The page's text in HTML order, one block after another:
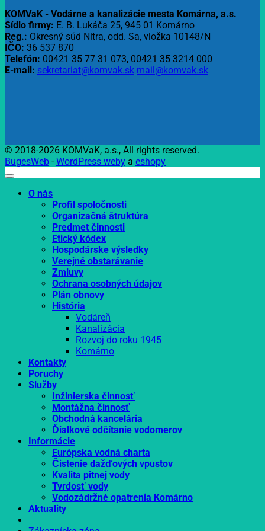
KOMVaK - Vodárne a kanalizácie mesta Komárna, a.s.
Sídlo firmy: E. B. Lukáča 25, 945 01 Komárno
Reg.: Okresný súd Nitra, odd. Sa, vložka 10148/N
IČO: 36 537 870
Telefón: 00421 35 77 31 073, 00421 35 3214 000
E-mail: sekretariat@komvak.sk mail@komvak.sk
© 2018-2026 KOMVaK, a.s., All rights reserved.
BugesWeb - WordPress weby a eshopy
O nás
Profil spoločnosti
Organizačná štruktúra
Predmet činnosti
Etický kódex
Hospodárske výsledky
Verejné obstarávanie
Zmluvy
Ochrana osobných údajov
Plán obnovy
História
Vodáreň
Kanalizácia
Rozvoj do roku 1945
Komárno
Kontakty
Poruchy
Služby
Inžinierska činnosť
Montážna činnosť
Obchodná kancelária
Ďialkové odčítanie vodomerov
Informácie
Európska vodná charta
Čistenie dažďových vpustov
Kvalita pitnej vody
Tvrdosť vody
Vodozádržné opatrenia Komárno
Aktuality